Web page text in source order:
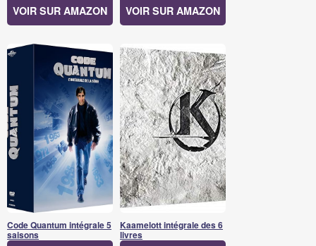
VOIR SUR AMAZON VOIR SUR AMAZON
Code Quantum intégrale 5
saisons
Kaamelott intégrale des 6
livres